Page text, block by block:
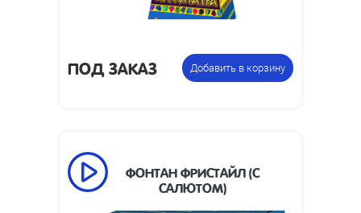
ПОД ЗАКАЗ Добавить в корзину
ФОНТАН ФРИСТАЙЛ (С
САЛЮТОМ)